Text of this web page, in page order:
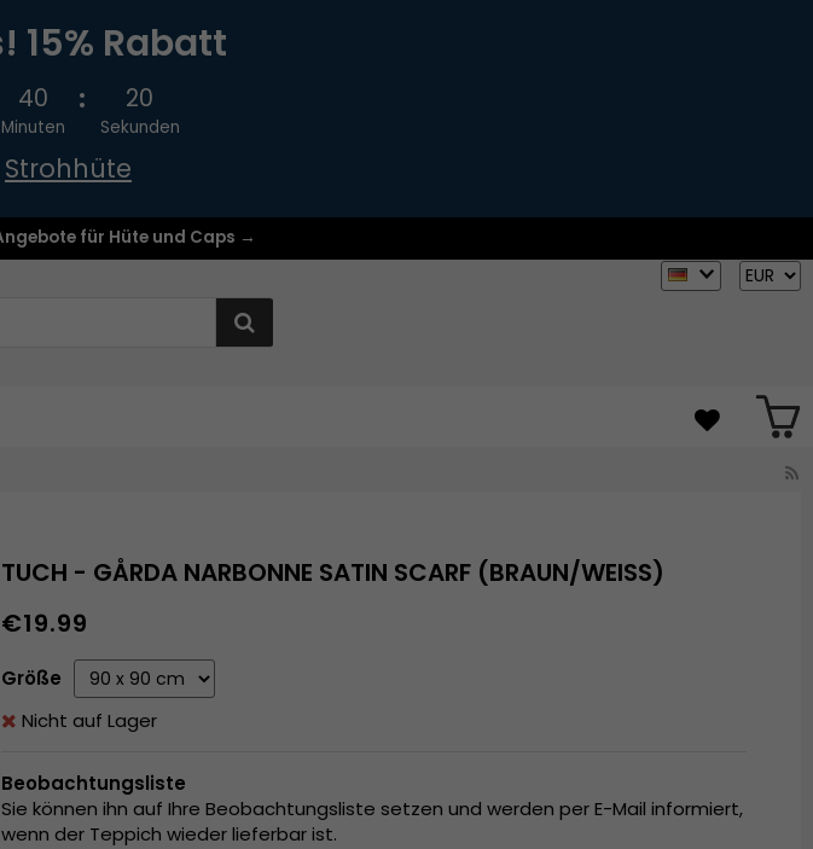
15% Rabatt
40
Minuten
20
Sekunden
Strohhüte
für Hüte und Caps →
TUCH - GÅRDA NARBONNE SATIN SCARF (BRAUN/WEISS)
€19.99
Größe
Nicht auf Lager
Beobachtungsliste
Sie können ihn auf Ihre Beobachtungsliste setzen und werden per E-Mail informiert,
wenn der Teppich wieder lieferbar ist.